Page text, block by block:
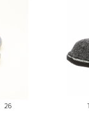
26